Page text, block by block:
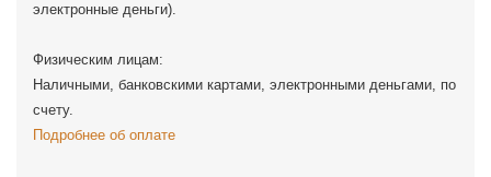
электронные деньги).
Физическим лицам:
Наличными, банковскими картами, электронными деньгами, по
счету.
Подробнее об оплате